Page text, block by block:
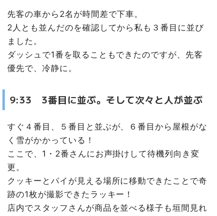
先客の車から2名が時間差で下車。
2人とも並んだのを確認してから私も３番目に並び
ました。
ダッシュで1番を取ることもできたのですが、先客
優先で、冷静に。
9:33 3番目に並ぶ。そして次々と人が並ぶ
すぐ４番目、５番目と並ぶが、６番目から屋根がな
く雪がかかっている！
ここで、1・2番さんにお声掛けして待機列向き変
更。
クッキーとパイが見える場所に移動できたことで奇
跡の1枚が撮影できたラッキー！
店内でスタッフさんが商品を並べる様子も垣間見れ